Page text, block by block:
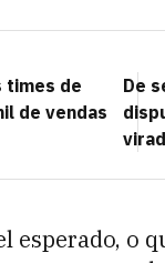
times de
de vendas
De
esperado, o